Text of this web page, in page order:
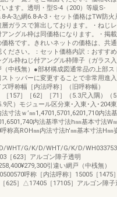
ます。透明・型S-4（200）等級S-
A-3△網6.8-A-3・セット価格はTW防火
ガラスで算出しております。・ねじレ
ングル枠は同価格になります。・掲載
格です。きれいネットの価格は、共通
ださい。：セット価格内訳：おすすめ
ル枠ねじ付アングル枠障子（ガラス入
中桟無）●部材構成図通常品の上部ス
トッパーに変更することで非常用進入
呼称幅［内法呼称］（旧呼称幅）
［157］［62］［71］（5.3尺入隅）（
尺）モジュール区分東･入東･入･204東
寸法ｗ’㎜1,4701,5701,6201,710内法基
内法基準寸法h㎜基本寸法W
称高ROH㎜内法寸法h'㎜基本寸法H㎜
WHT/G/K/D/WHT/G/K/D/
［623］アルゴン障子透明
引違い網戸（中桟無）
呼称［内法呼称］15005［1475］
625］△17405［17105］アルゴン障子